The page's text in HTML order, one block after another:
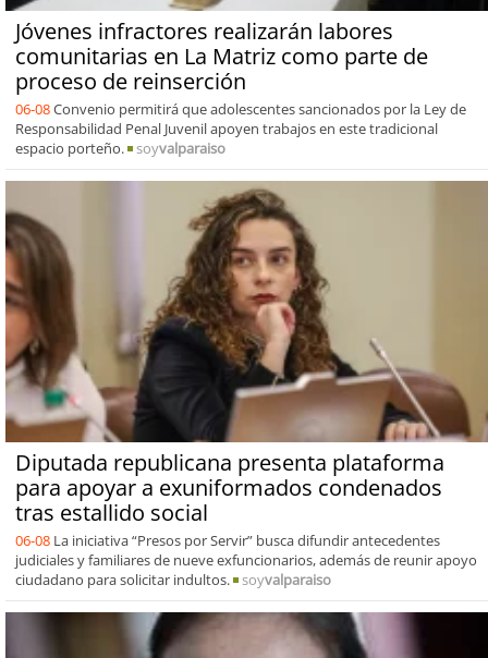
Jóvenes infractores realizarán labores
comunitarias en La Matriz como parte de
proceso de reinserción
06-08Convenio permitirá que adolescentes sancionados por la Ley de
Responsabilidad Penal Juvenil apoyen trabajos en este tradicional
espacio porteño.
soyvalparaiso
Diputada republicana presenta plataforma
para apoyar a exuniformados condenados
tras estallido social
06-08 La iniciativa “Presos por Servir” busca difundir antecedentes
judiciales y familiares de nueve exfuncionarios, además de reunir apoyo
ciudadano para solicitar indultos.
soyvalparaiso